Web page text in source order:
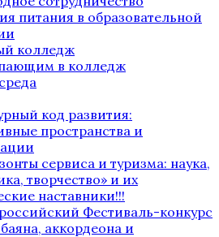
питания в образовательной
колледж
в колледж
код развития:
пространства и
сервиса и туризма: наука,
творчество» и их
наставники!!!
Фестиваль-конкурс
аккордеона и